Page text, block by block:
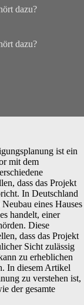
dazu?
dazu?
ist ein
mit dem
dass das Projekt
In Deutschland
eines Hauses
handelt, einer
Diese
dass das Projekt
Sicht zulässig
zu erheblichen
In diesem Artikel
zu verstehen ist,
der gesamte